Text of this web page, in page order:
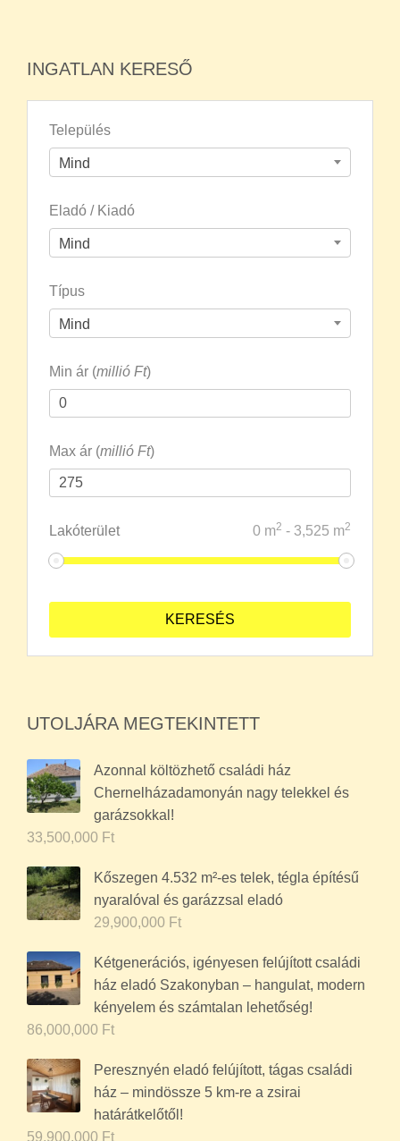
INGATLAN KERESŐ
Település
Mind
Eladó / Kiadó
Mind
Típus
Mind
Min ár (millió Ft)
Max ár (millió Ft)
Lakóterület 0 m2 - 3,525 m2
UTOLJÁRA MEGTEKINTETT
Azonnal költözhető családi ház
Chernelházadamonyán nagy telekkel és
garázsokkal!
33,500,000 Ft
Kőszegen 4.532 m²-es telek, tégla építésű
nyaralóval és garázzsal eladó
29,900,000 Ft
Kétgenerációs, igényesen felújított családi
ház eladó Szakonyban – hangulat, modern
kényelem és számtalan lehetőség!
86,000,000 Ft
Peresznyén eladó felújított, tágas családi
ház – mindössze 5 km-re a zsirai
határátkelőtől!
59,900,000 Ft